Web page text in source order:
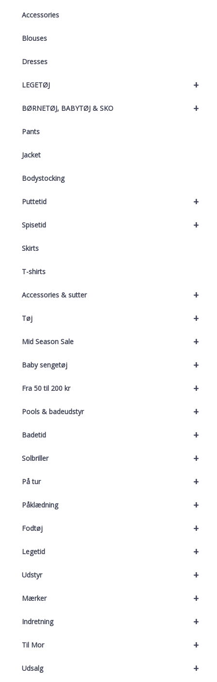
Accessories
Blouses
Dresses
+
LEGETØJ
+
BØRNETØJ, BABYTØJ & SKO
Pants
Jacket
Bodystocking
+
Puttetid
+
Spisetid
Skirts
T-shirts
+
Accessories & sutter
+
Tøj
+
Mid Season Sale
+
Baby sengetøj
+
Fra 50 til 200 kr
+
Pools & badeudstyr
+
Badetid
+
Solbriller
+
På tur
+
Påklædning
+
Fodtøj
+
Legetid
+
Udstyr
+
Mærker
+
Indretning
+
Til Mor
+
Udsalg